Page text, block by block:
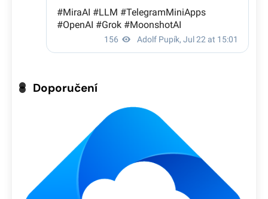
Doporučení